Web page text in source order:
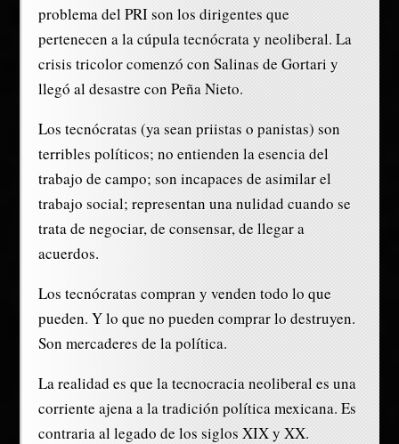
problema del PRI son los dirigentes que
pertenecen a la cúpula tecnócrata y neoliberal. La
crisis tricolor comenzó con Salinas de Gortari y
llegó al desastre con Peña Nieto.
Los tecnócratas (ya sean priistas o panistas) son
terribles políticos; no entienden la esencia del
trabajo de campo; son incapaces de asimilar el
trabajo social; representan una nulidad cuando se
trata de negociar, de consensar, de llegar a
acuerdos.
Los tecnócratas compran y venden todo lo que
pueden. Y lo que no pueden comprar lo destruyen.
Son mercaderes de la política.
La realidad es que la tecnocracia neoliberal es una
corriente ajena a la tradición política mexicana. Es
contraria al legado de los siglos XIX y XX.